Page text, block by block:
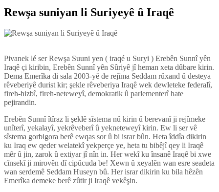
Rewşa suniyan li Suriyeyê û Iraqê
Pivanek lé ser Rewşa Suuni yen ( iraqé u Suryi ) Erebên Sunnî yên
Iraqê çi kiribin, Erebên Sunnî yên Sûriyê jî heman xeta dûbare kirin.
Dema Emerîka di sala 2003-yê de rejîma Seddam rûxand û desteya
rêveberiyê durist kir; şekle rêveberiya Iraqê wek dewleteke federalî,
fireh-hizbî, fireh-neteweyî, demokratik û parlementerî hate
pejirandin.
Erebên Sunnî îtîraz li şeklê sîstema nû kirin û berevanî ji rejîmeke
unîterî, yekalayî, yekrêveberî û yekneteweyî kirin. Ew li ser vê
sîstema gorbigora berê ewqas sor û bi israr bûn. Heta îddîa dikirin
ku Iraq ew qeder welatekî yekperçe ye, heta tu bibêjî qey li Iraqê
mêr û jin, zarok û extiyar jî nîn in. Her wekî ku însanê Iraqê bi xwe
cînsekî ji mirovên dî cipûcuda be! Xewn û xeyalên wan esre seadeta
wan serdemê Seddam Huseyn bû. Her israr dikirin ku bila hêzên
Emerîka demeke berê zûtir ji Iraqê vekêşin.